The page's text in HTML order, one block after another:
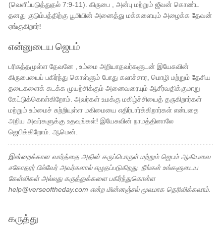
(வெளிப்படுத்துதல் 7:9-11). கிருபை , அன்பு மற்றும் ஜீவன் கொண்ட
தனது குடும்பத்திற்கு பூமியின் அனைத்து மக்களையும் அழைக்க தேவன்
ஏங்குகிறார்!
என்னுடைய ஜெபம்
பரிசுத்தமுள்ள தேவனே , உம்மை அறியாதவர்களுடன் இயேசுவின்
கிருபையைப் பகிர்ந்து கொள்ளும் போது கலாச்சார, மொழி மற்றும் தேசிய
தடைகளைக் கடக்க முயற்சிக்கும் அனைவரையும் ஆசீர்வதிக்குமாறு
கேட்டுக்கொள்கிறோம். அவர்கள் உமக்கு மகிழ்ச்சியைத் தருகிறார்கள்
மற்றும் உம்மைச் சுற்றியுள்ள மகிமையை எதிர்பார்க்கிறார்கள் என்பதை
அறிய அவர்களுக்கு உதவுங்கள்! இயேசுவின் நாமத்தினாலே
ஜெபிக்கிறோம். ஆமென்.
இன்றைக்கான வார்த்தை அதின் கருப்பொருள் மற்றும் ஜெபம் ஆகியவை
சகோதரர் பில்வேர் அவர்களால் எழுதப்படுகிறது. நீங்கள் உங்களுடைய
கேள்விகள் அல்லது கருத்துக்களை பகிர்ந்துகொள்ள
help@verseoftheday.com என்ற மின்னஞ்சல் மூலமாக தெரிவிக்கலாம்.
கருத்து